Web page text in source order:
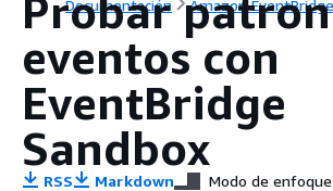
Documentación Amazon EventBridge
Probar
eventos con
EventBridge
Sandbox
RSS Markdown Modo de enfoque